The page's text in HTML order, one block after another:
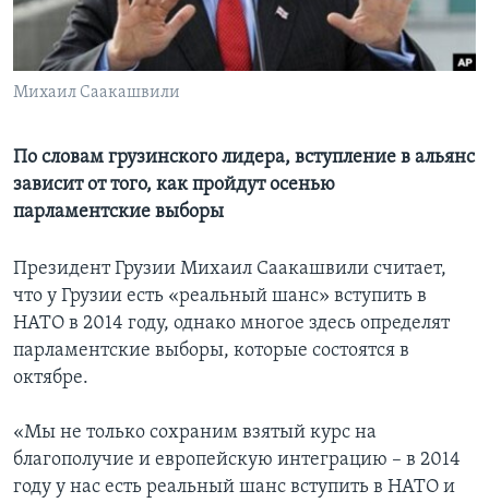
Learning English
СОЦИАЛЬНЫЕ СЕТИ
Михаил Саакашвили
По словам грузинского лидера, вступление в альянс
зависит от того, как пройдут осенью
парламентские выборы
Президент Грузии Михаил Саакашвили считает,
что у Грузии есть «реальный шанс» вступить в
НАТО в 2014 году, однако многое здесь определят
парламентские выборы, которые состоятся в
октябре.
«Мы не только сохраним взятый курс на
благополучие и европейскую интеграцию – в 2014
году у нас есть реальный шанс вступить в НАТО и